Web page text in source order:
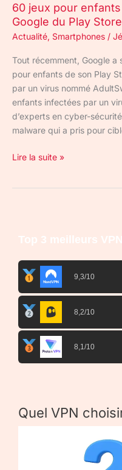
60 jeux pour
Google du Play Store
Actualité, Smartphones /
Tout récemment, Google a
pour enfants de son Play
par un virus nommé
enfants infectées par un
d’experts en cyber-
malware qui a pris pour
Lire la suite »
Top 3 meilleurs VPN
9,3/10
8,2/10
8,1/10
Quel VPN